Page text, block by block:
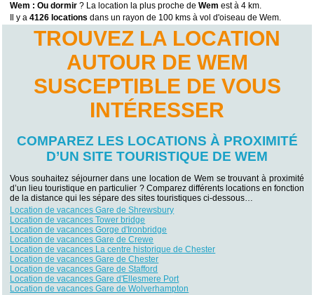
Wem : Ou dormir ? La location la plus proche deWem est à 4 km.
Il y a4126 locations dans un rayon de 100 kms à vol d'oiseau de Wem.
TROUVEZ LA LOCATION
AUTOUR DE WEM
SUSCEPTIBLE DE VOUS
INTÉRESSER
COMPAREZ LES LOCATIONS À PROXIMITÉ
D’UN SITE TOURISTIQUE DE WEM
Vous souhaitez séjourner dans une location de Wem se trouvant à proximité
d’un lieu touristique en particulier ? Comparez différents locations en fonction
de la distance qui les sépare des sites touristiques ci-dessous…
Location de vacances Gare de Shrewsbury
Location de vacances Tower bridge
Location de vacances Gorge d'Ironbridge
Location de vacances Gare de Crewe
Location de vacances La centre historique de Chester
Location de vacances Gare de Chester
Location de vacances Gare de Stafford
Location de vacances Gare d'Ellesmere Port
Location de vacances Gare de Wolverhampton